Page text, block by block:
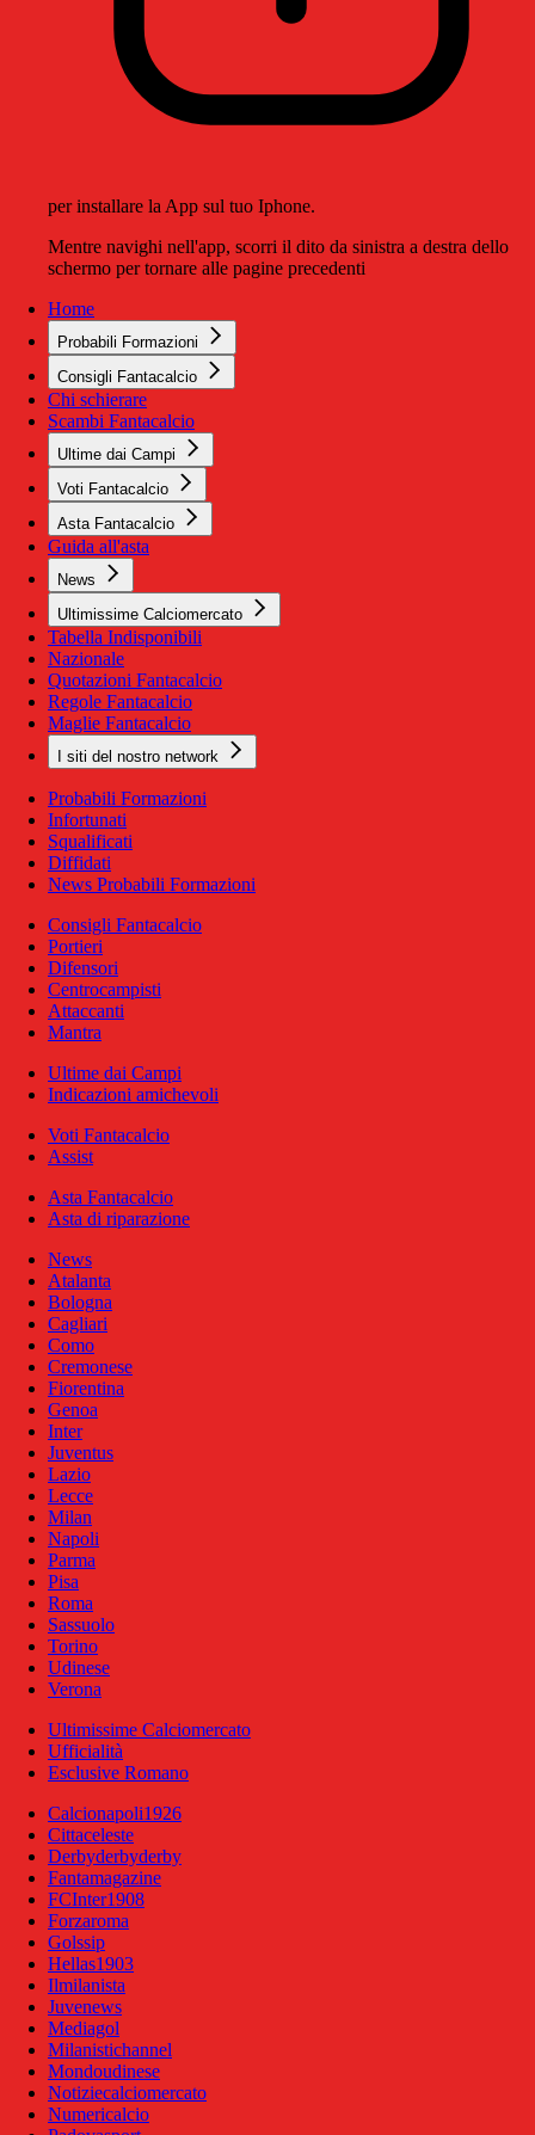
per installare la App sul tuo Iphone.
Mentre navighi nell'app, scorri il dito da sinistra a destra dello
schermo per tornare alle pagine precedenti
Home
Probabili Formazioni
Consigli Fantacalcio
Chi schierare
Scambi Fantacalcio
Ultime dai Campi
Voti Fantacalcio
Asta Fantacalcio
Guida all'asta
News
Ultimissime Calciomercato
Tabella Indisponibili
Nazionale
Quotazioni Fantacalcio
Regole Fantacalcio
Maglie Fantacalcio
I siti del nostro network
Probabili Formazioni
Infortunati
Squalificati
Diffidati
News Probabili Formazioni
Consigli Fantacalcio
Portieri
Difensori
Centrocampisti
Attaccanti
Mantra
Ultime dai Campi
Indicazioni amichevoli
Voti Fantacalcio
Assist
Asta Fantacalcio
Asta di riparazione
News
Atalanta
Bologna
Cagliari
Como
Cremonese
Fiorentina
Genoa
Inter
Juventus
Lazio
Lecce
Milan
Napoli
Parma
Pisa
Roma
Sassuolo
Torino
Udinese
Verona
Ultimissime Calciomercato
Ufficialità
Esclusive Romano
Calcionapoli1926
Cittaceleste
Derbyderbyderby
Fantamagazine
FCInter1908
Forzaroma
Golssip
Hellas1903
Ilmilanista
Juvenews
Mediagol
Milanistichannel
Mondoudinese
Notiziecalciomercato
Numericalcio